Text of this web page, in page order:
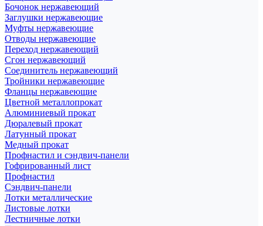
Бочонок нержавеющий
Заглушки нержавеющие
Муфты нержавеющие
Отводы нержавеющие
Переход нержавеющий
Сгон нержавеющий
Соединитель нержавеющий
Тройники нержавеющие
Фланцы нержавеющие
Цветной металлопрокат
Алюминиевый прокат
Дюралевый прокат
Латунный прокат
Медный прокат
Профнастил и сэндвич-панели
Гофрированный лист
Профнастил
Сэндвич-панели
Лотки металлические
Листовые лотки
Лестничные лотки